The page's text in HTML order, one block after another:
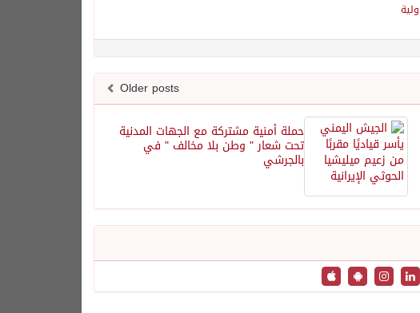
Older posts
حملة أمنية مشتركة مع الجهات المدنية
تحت شعار " وطن بلا مخالف " في
بالجرشي